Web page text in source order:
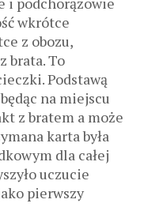
wkrótce
z obozu,
brata. To
Podstawą
na miejscu
z bratem a może
karta była
dla całej
uczucie
pierwszy